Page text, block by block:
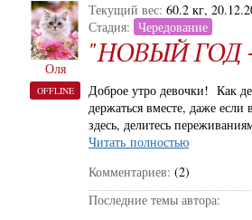
Оля
OFFLINE
Текущий вес: 60.2 кг,
Стадия: Чередование
"НОВЫЙ ГОД -
Доброе утро девочки! Как
держаться вместе, даже
здесь, делитесь
Читать полностью
Комментариев: (2)
Последние темы автора: